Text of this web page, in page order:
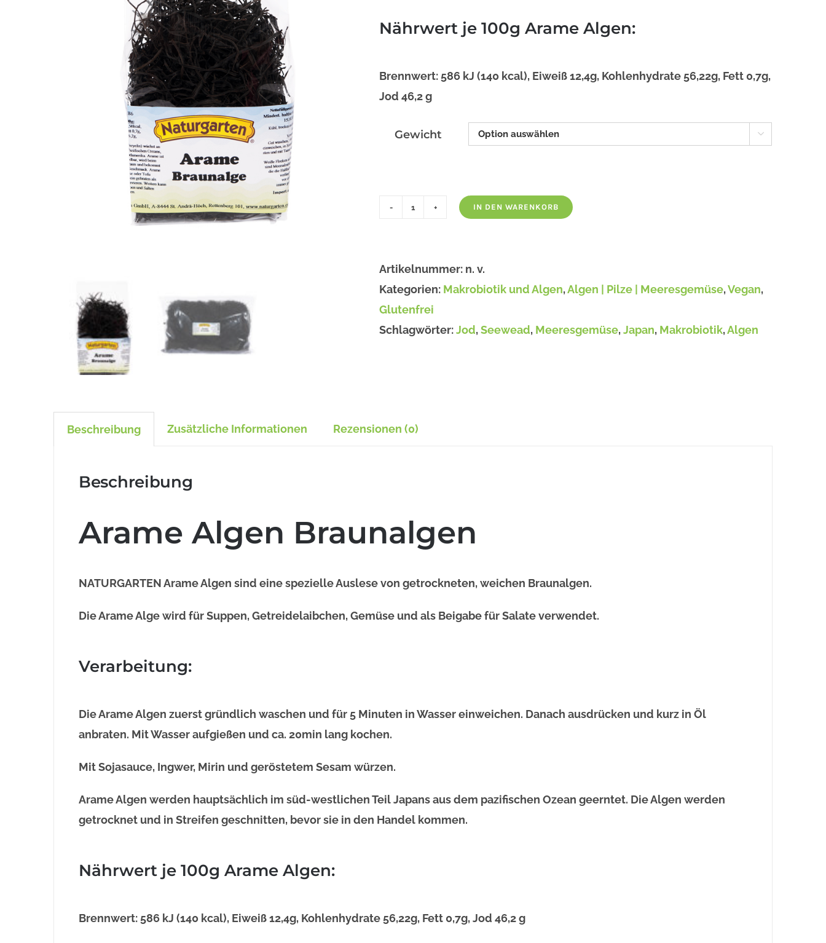
Nährwert je 100g Arame Algen:
Brennwert: 586 kJ (140 kcal), Eiweiß 12,4g, Kohlenhydrate 56,22g, Fett 0,7g,
Jod 46,2 g
Gewicht 
Menge
IN DEN WARENKORB
Artikelnummer: n. v.
Kategorien: Makrobiotik und Algen,Algen | Pilze | Meeresgemüse,Vegan,
Glutenfrei
Schlagwörter:Jod,Seewead, Meeresgemüse,Japan, Makrobiotik,Algen
Beschreibung Zusätzliche Informationen Rezensionen (0)
Beschreibung
Arame Algen Braunalgen
NATURGARTEN Arame Algen sind eine spezielle Auslese von getrockneten, weichen Braunalgen.
Die Arame Alge wird für Suppen, Getreidelaibchen, Gemüse und als Beigabe für Salate verwendet.
Verarbeitung:
Die Arame Algen zuerst gründlich waschen und für 5 Minuten in Wasser einweichen. Danach ausdrücken und kurz in Öl
anbraten. Mit Wasser aufgießen und ca. 20min lang kochen.
Mit Sojasauce, Ingwer, Mirin und geröstetem Sesam würzen.
Arame Algen werden hauptsächlich im süd-westlichen Teil Japans aus dem pazifischen Ozean geerntet. Die Algen werden
getrocknet und in Streifen geschnitten, bevor sie in den Handel kommen.
Nährwert je 100g Arame Algen:
Brennwert: 586 kJ (140 kcal), Eiweiß 12,4g, Kohlenhydrate 56,22g, Fett 0,7g, Jod 46,2 g